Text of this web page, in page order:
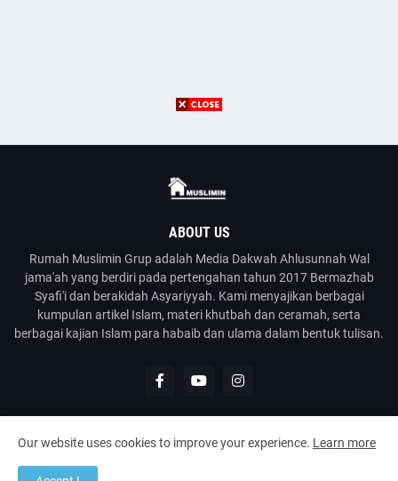
ABOUT US
Rumah Muslimin Grup adalah Media Dakwah Ahlusunnah Wal
jama'ah yang berdiri pada pertengahan tahun 2017 Bermazhab
Syafi'i dan berakidah Asyariyyah. Kami menyajikan berbagai
kumpulan artikel Islam, materi khutbah dan ceramah, serta
berbagai kajian Islam para habaib dan ulama dalam bentuk tulisan.
| Media Dakwah Ahlusunnah Wal Jama'ah
Our website uses cookies to improve your experience. Learn more